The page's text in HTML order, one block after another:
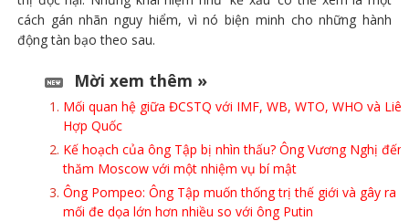
cách gán nhãn nguy hiểm, vì nó biện minh cho những hành
động tàn bạo theo sau.
Mời xem thêm »
Mối quan hệ giữa ĐCSTQ với IMF, WB, WTO, WHO và Liên
Hợp Quốc
Kế hoạch của ông Tập bị nhìn thấu? Ông Vương Nghị đến
thăm Moscow với một nhiệm vụ bí mật
Ông Pompeo: Ông Tập muốn thống trị thế giới và gây ra
mối đe dọa lớn hơn nhiều so với ông Putin